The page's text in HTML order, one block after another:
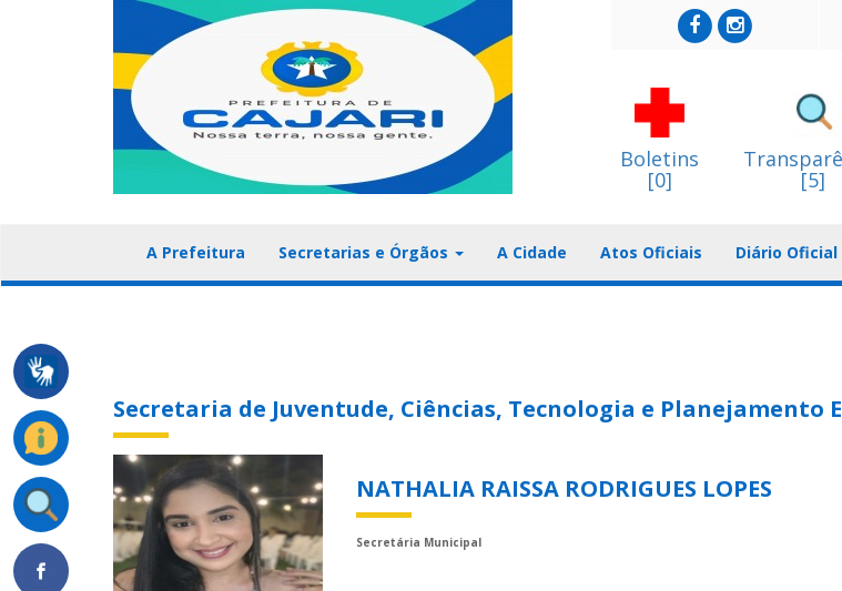
Boletins
[0] [5]
A Prefeitura Secretarias e Órgãos A Cidade Atos Oficiais Diário Oficial
Secretaria de Juventude, Ciências, Tecnologia e Planejamento
NATHALIA RAISSA RODRIGUES LOPES
Secretária Municipal